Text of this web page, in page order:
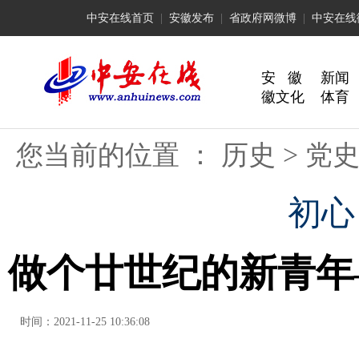
中安在线首页 安徽发布 省政府网微博 中安在线
安 徽
新闻
徽文化
体育
您当前的位置 ： 历史 > 党
初
做个廿世纪的新青
时间：2021-11-25 10:36:08